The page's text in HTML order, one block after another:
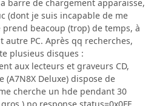
barre de chargement apparaisse,
(dont je suis incapable de me
beacoup (trop) de temps, à
autre PC. Après qq recherches,
plusieus disques :
aux lecteurs et graveurs CD,
(A7N8X Deluxe) dispose de
cherche un hde pendant 30